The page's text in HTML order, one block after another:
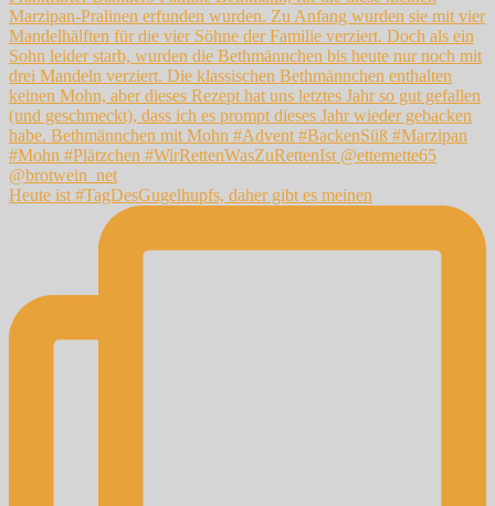
Heute ist #TagDesGugelhupfs, daher gibt es meinen